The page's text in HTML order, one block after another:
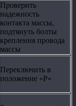
Проверить
надежность
контакта массы,
подтянуть болты
крепления провода
массы
Переключить в
положение «P»